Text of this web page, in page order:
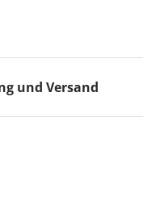
und Versand